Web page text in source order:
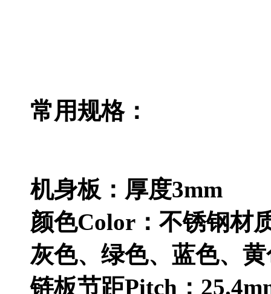
常用规格：
机身板：厚度3mm
颜色Color：不锈钢材
灰色、绿色、蓝色、
链板节距Pitch：